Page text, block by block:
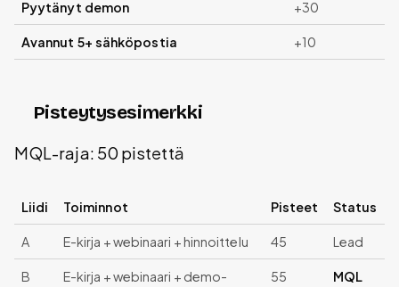
Pyytänyt demon +30
Avannut 5+ sähköpostia +10
Pisteytysesimerkki
MQL-raja: 50 pistettä
Liidi Toiminnot Pisteet Status
A E-kirja + webinaari + hinnoittelu 45 Lead
B
E-kirja + webinaari + demo-
55 MQL